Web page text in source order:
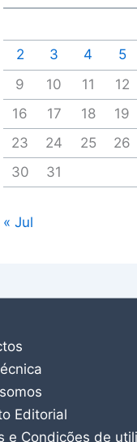
2
3 4 5
9
10 11 12
16
17 18 19
23
24 25 26
30
31
« Jul
Editorial
e Condições de